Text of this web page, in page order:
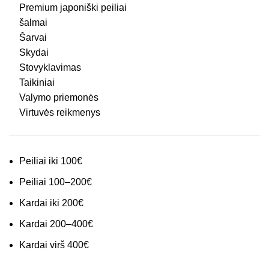
Premium japoniški peiliai
šalmai
Šarvai
Skydai
Stovyklavimas
Taikiniai
Valymo priemonės
Virtuvės reikmenys
Peiliai iki 100€
Peiliai 100–200€
Kardai iki 200€
Kardai 200–400€
Kardai virš 400€